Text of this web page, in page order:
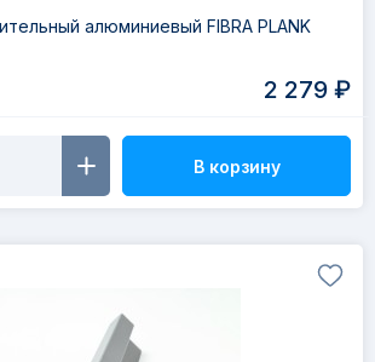
алюминиевый FIBRA PLANK
2 279 ₽
В корзину